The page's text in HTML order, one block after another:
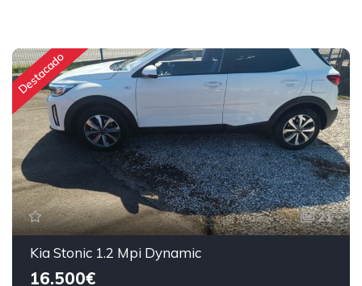
Destacado
21
Kia Stonic 1.2 Mpi Dynamic
16.500€